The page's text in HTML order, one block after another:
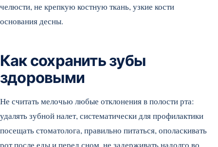
челюсти, не крепкую костную ткань, узкие кости
основания десны.
Как сохранить зубы
здоровыми
Не считать мелочью любые отклонения в полости рта:
удалять зубной налет, систематически для профилактики
посещать стоматолога, правильно питаться, ополаскивать
рот после еды и перед сном, не задерживать надолго во